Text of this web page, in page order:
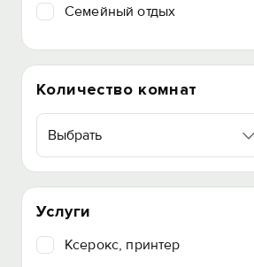
Семейный отдых
Количество комнат
Выбрать
Услуги
Ксерокс, принтер